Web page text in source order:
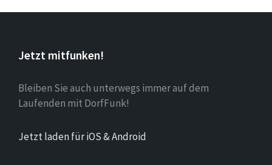
Jetzt mitfunken!
Bleiben Sie auch unterwegs immer auf dem
Laufenden mit DorfFunk!
Jetzt laden für iOS & Android